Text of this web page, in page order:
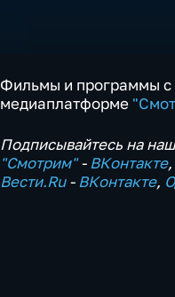
Фильмы и программы с
медиаплатформе
Подписывайтесь на
"Смотрим"‐ ВКонтакте,
Вести.Ru‐ ВКонтакте,